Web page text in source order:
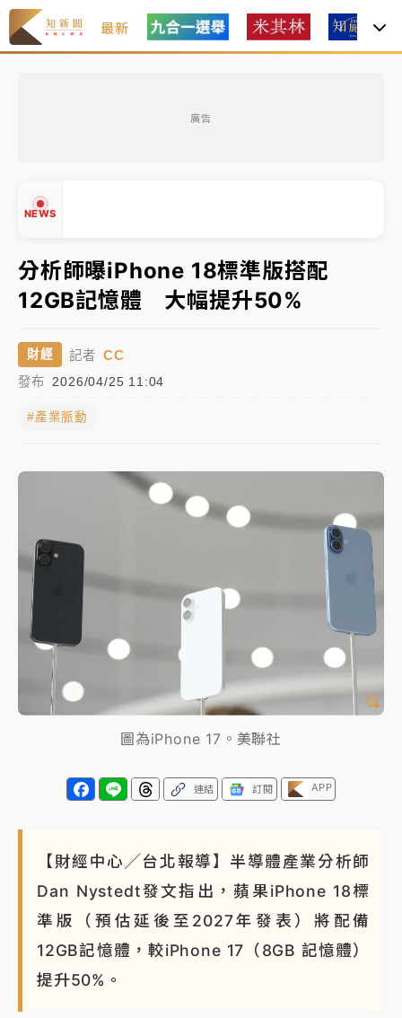
最新
廣告
NEWS
中颱白海豚環流掠北海！今明防劇烈降雨 東部高溫飆
周末精選｜ 慈濟遭詐10億完整始末曝！律師掮客大玩兩
面手法 郭台銘、蔡英文成關鍵
蔻蔡玉真開撕爆料
周末精選｜ 跨境網購族注意！EZ Way若改由政府委
父親節玩樂園！六福村今明2天「爸爸免費」 遠雄海洋
白海豚逼近！新北高灘地停車場下午4時強制拖吊 中午
開放水門周邊紅黃線停車
中颱白海豚環流掠北海！今明防劇烈降雨 東部高溫飆
38度
周末精選｜
慈濟遭詐10億完整始末曝！律師掮客大玩兩
面手法 郭台銘、蔡英文成關鍵
蔻蔡玉真開撕爆料
周末精選｜ 跨境網購族注意！EZ Way若改由政府委
任 預算難關如何解？
要3件事
分析師曝iPhone 18標準版搭配
12GB記憶體 大幅提升50%
財經 記者 CC
發布 2026/04/25 11:04
#產業脈動
圖為iPhone 17。美聯社
連結 訂閱 APP
【財經中心╱台北報導】半導體產業分析師
Dan Nystedt發文指出，蘋果iPhone 18標
準版（預估延後至2027年發表）將配備
12GB記憶體，較iPhone 17（8GB 記憶體）
提升50%。